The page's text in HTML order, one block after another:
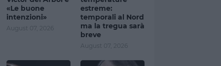
«Le buone
intenzioni»
August 07, 2026
estreme:
temporali al Nord
ma la tregua sarà
breve
August 07, 2026